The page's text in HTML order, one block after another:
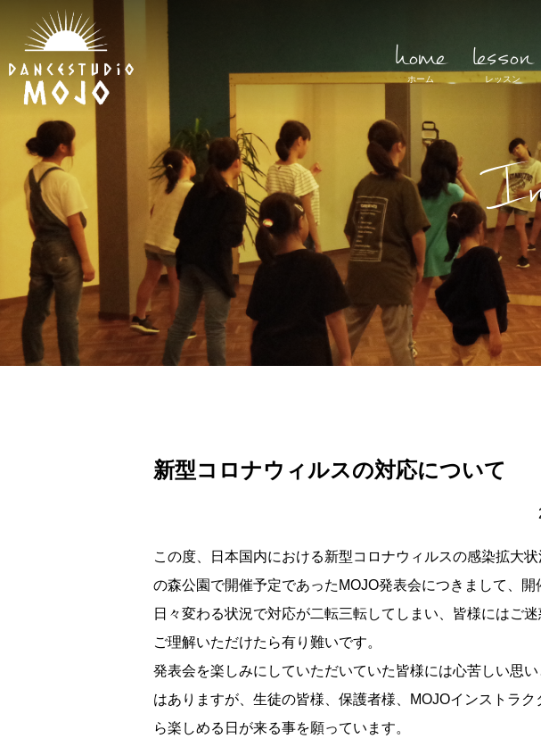
home
ホーム lesson
レッスン
新型コロナウィルスの対応について
この度、日本国内における新型コロナウィルスの感染拡大状
の森公園で開催予定であった MOJO発表会につきまして、開
日々変わる状況で対応が二転三転してしまい、皆様にはご
ご理解いただけたら有り難いです。
発表会を楽しみにしていただいていた皆様には心苦しい思
はありますが、生徒の皆様、保護者様、
MOJOインストラク
ら楽しめる日が来る事を願っています。